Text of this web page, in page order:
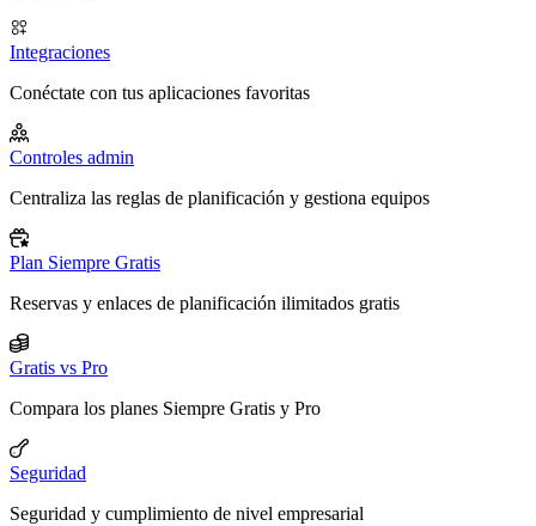
Integraciones
Conéctate con tus aplicaciones favoritas
Controles admin
Centraliza las reglas de planificación y gestiona equipos
Plan Siempre Gratis
Reservas y enlaces de planificación ilimitados gratis
Gratis vs Pro
Compara los planes Siempre Gratis y Pro
Seguridad
Seguridad y cumplimiento de nivel empresarial